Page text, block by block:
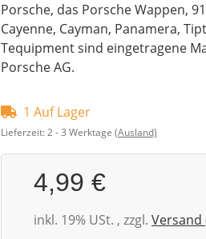
Porsche, das Porsche Wappen,
Cayenne, Cayman, Panamera,
Tequipment sind eingetragene
Porsche AG.
1 Auf Lager
Lieferzeit:2 - 3 Werktage (Ausland)
4,99 €
inkl. 19% USt. , zzgl. Versand